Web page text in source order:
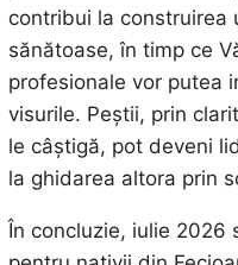
contribui la construirea
sănătoase, în timp ce
profesionale vor putea
visurile. Peștii, prin
le câștigă, pot deveni
la ghidarea altora prin
În concluzie, iulie 2026